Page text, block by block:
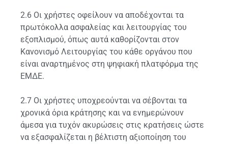
2.6 Οι χρήστες οφείλουν να αποδέχονται τα
πρωτόκολλα ασφαλείας και λειτουργίας του
εξοπλισμού, όπως αυτά καθορίζονται στον
Κανονισμό Λειτουργίας του κάθε οργάνου που
είναι αναρτημένος στη ψηφιακή πλατφόρμα της
ΕΜΔΕ.
2.7 Οι χρήστες υποχρεούνται να σέβονται τα
χρονικά όρια κράτησης και να ενημερώνουν
άμεσα για τυχόν ακυρώσεις στις κρατήσεις ώστε
να εξασφαλίζεται η βέλτιστη αξιοποίηση του